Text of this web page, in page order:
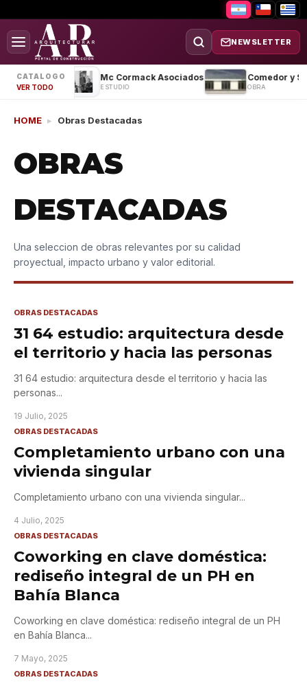
NEWSLETTER
CATALOGO
VER TODO
Casa MS
OBRA
Mc Cormack Asociados
ESTUDIO OBRA
HOME ▸ Obras Destacadas
OBRAS
DESTACADAS
Una seleccion de obras relevantes por su calidad
proyectual, impacto urbano y valor editorial.
OBRAS DESTACADAS
31 64 estudio: arquitectura desde
el territorio y hacia las personas
31 64 estudio: arquitectura desde el territorio y hacia las
personas...
19 Julio, 2025
OBRAS DESTACADAS
Completamiento urbano con una
vivienda singular
Completamiento urbano con una vivienda singular...
4 Julio, 2025
OBRAS DESTACADAS
Coworking en clave doméstica:
rediseño integral de un PH en
Bahía Blanca
Coworking en clave doméstica: rediseño integral de un PH
en Bahía Blanca...
7 Mayo, 2025
OBRAS DESTACADAS